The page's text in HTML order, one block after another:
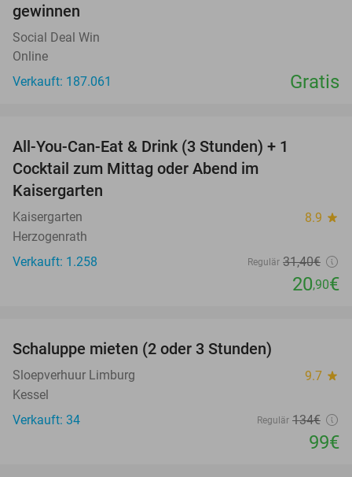
gewinnen
Social Deal Win
Online
Verkauft: 187.061
Gratis
All-You-Can-Eat & Drink (3 Stunden) + 1
Cocktail zum Mittag oder Abend im
Kaisergarten
Kaisergarten 8.9 star
Herzogenrath
Verkauft: 1.258
Regulär 31,40€
20,90€
Schaluppe mieten (2 oder 3 Stunden)
Sloepverhuur Limburg 9.7 star
Kessel
Verkauft: 34
Regulär 134€
99€